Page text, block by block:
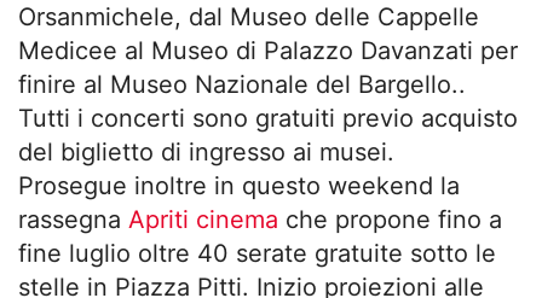
Orsanmichele, dal Museo delle Cappelle
Medicee al Museo di Palazzo Davanzati per
finire al Museo Nazionale del Bargello..
Tutti i concerti sono gratuiti previo acquisto
del biglietto di ingresso ai musei.
Prosegue inoltre in questo weekend la
rassegna Apriti cinema che propone fino a
fine luglio oltre 40 serate gratuite sotto le
stelle in Piazza Pitti. Inizio proiezioni alle